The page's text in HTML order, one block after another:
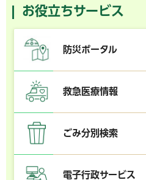
お役立ちサービス
防災ポータル
救急医療情報
ごみ分別検索
電子行政サービス